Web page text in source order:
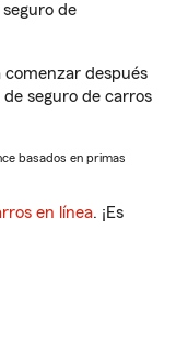
de
comenzar después
seguro de carros
basados en primas
en línea. ¡Es